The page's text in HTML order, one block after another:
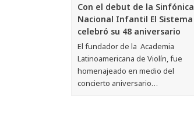
Con el debut de la Sinfónica
Nacional Infantil El Sistema
celebró su 48 aniversario
El fundador de la Academia
Latinoamericana de Violín, fue
homenajeado en medio del
concierto aniversario…